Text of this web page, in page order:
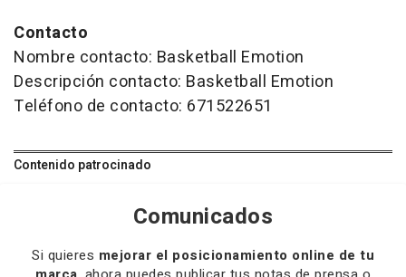
Contacto
Nombre contacto: Basketball Emotion
Descripción contacto: Basketball Emotion
Teléfono de contacto: 671522651
Contenido patrocinado
Comunicados
Si quieres mejorar el posicionamiento online de tu